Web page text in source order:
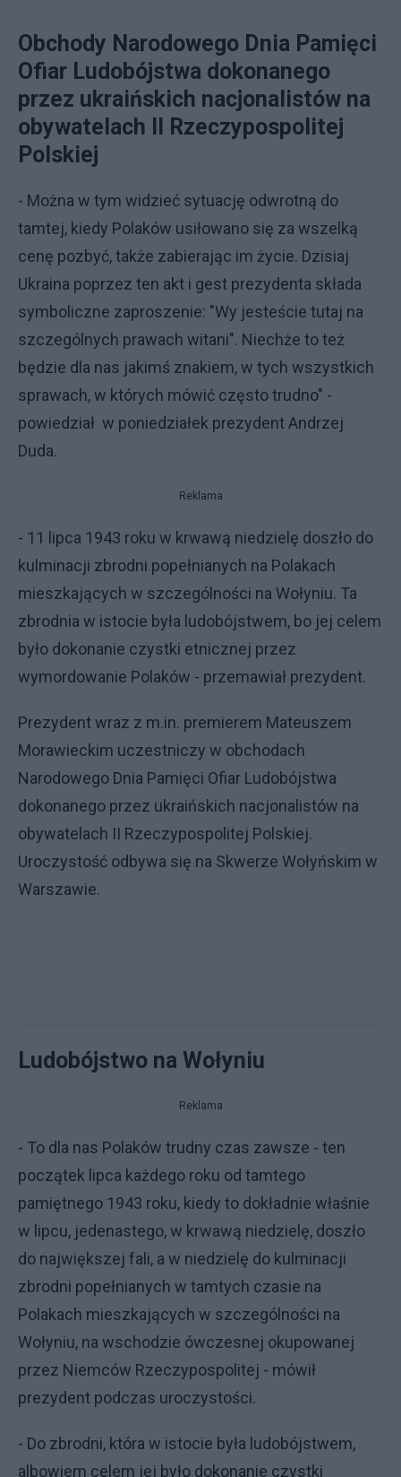
Obchody Narodowego Dnia Pamięci
Ofiar Ludobójstwa dokonanego
przez ukraińskich nacjonalistów na
obywatelach II Rzeczypospolitej
Polskiej
- Można w tym widzieć sytuację odwrotną do
tamtej, kiedy Polaków usiłowano się za wszelką
cenę pozbyć, także zabierając im życie. Dzisiaj
Ukraina poprzez ten akt i gest prezydenta składa
symboliczne zaproszenie: "Wy jesteście tutaj na
szczególnych prawach witani". Niechże to też
będzie dla nas jakimś znakiem, w tych wszystkich
sprawach, w których mówić często trudno" -
powiedział w poniedziałek prezydent Andrzej
Duda.
Reklama
- 11 lipca 1943 roku w krwawą niedzielę doszło do
kulminacji zbrodni popełnianych na Polakach
mieszkających w szczególności na Wołyniu. Ta
zbrodnia w istocie była ludobójstwem, bo jej celem
było dokonanie czystki etnicznej przez
wymordowanie Polaków - przemawiał prezydent.
Prezydent wraz z m.in. premierem Mateuszem
Morawieckim uczestniczy w obchodach
Narodowego Dnia Pamięci Ofiar Ludobójstwa
dokonanego przez ukraińskich nacjonalistów na
obywatelach II Rzeczypospolitej Polskiej.
Uroczystość odbywa się na Skwerze Wołyńskim w
Warszawie.
Ludobójstwo na Wołyniu
Reklama
- To dla nas Polaków trudny czas zawsze - ten
początek lipca każdego roku od tamtego
pamiętnego 1943 roku, kiedy to dokładnie właśnie
w lipcu, jedenastego, w krwawą niedzielę, doszło
do największej fali, a w niedzielę do kulminacji
zbrodni popełnianych w tamtych czasie na
Polakach mieszkających w szczególności na
Wołyniu, na wschodzie ówczesnej okupowanej
przez Niemców Rzeczypospolitej - mówił
prezydent podczas uroczystości.
- Do zbrodni, która w istocie była ludobójstwem,
albowiem celem jej było dokonanie czystki